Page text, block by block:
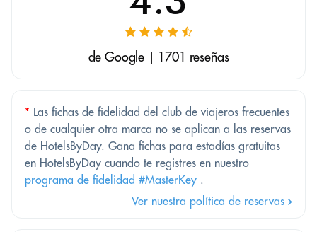
de Google | 1701 reseñas
* Las fichas de fidelidad del club de viajeros frecuentes
o de cualquier otra marca no se aplican a las reservas
de HotelsByDay. Gana fichas para estadías gratuitas
en HotelsByDay cuando te registres en nuestro
programa de fidelidad #MasterKey .
Ver nuestra política de reservas